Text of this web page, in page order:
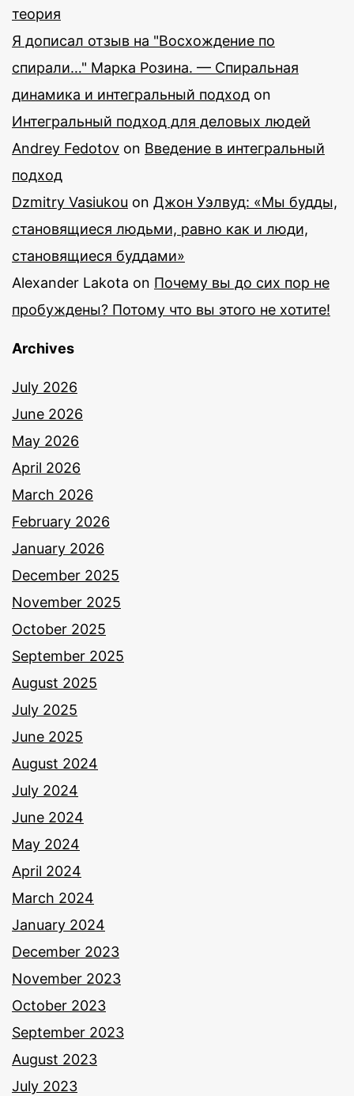
теория
Я дописал отзыв на "Восхождение по
спирали…" Марка Розина. — Спиральная
динамика и интегральный подход on
Интегральный подход для деловых людей
Andrey Fedotov on Введение в интегральный
подход
Dzmitry Vasiukou on Джон Уэлвуд: «Мы будды,
становящиеся людьми, равно как и люди,
становящиеся буддами»
Alexander Lakota on Почему вы до сих пор не
пробуждены? Потому что вы этого не хотите!
Archives
July 2026
June 2026
May 2026
April 2026
March 2026
February 2026
January 2026
December 2025
November 2025
October 2025
September 2025
August 2025
July 2025
June 2025
August 2024
July 2024
June 2024
May 2024
April 2024
March 2024
January 2024
December 2023
November 2023
October 2023
September 2023
August 2023
July 2023